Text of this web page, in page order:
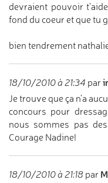
devraient pouvoir
fond du coeur et que tu
bien tendrement
18/10/2010 à 21:34 par
Je trouve que ça n'a
concours pour
nous sommes pas
Courage Nadine!
18/10/2010 à 21:18 par